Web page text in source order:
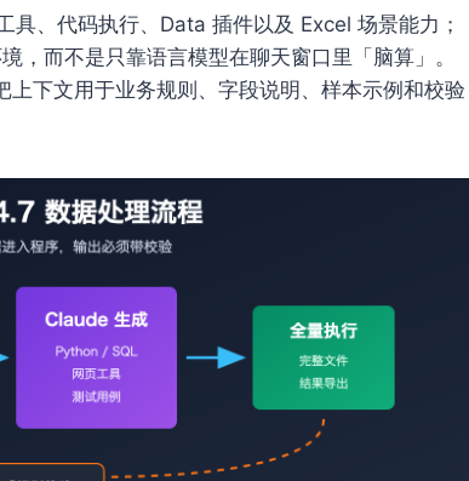
、代码执行、Data 插件以及 Excel 场景能力；
，而不是只靠语言模型在聊天窗口里「脑算」。
下文用于业务规则、字段说明、样本示例和校验